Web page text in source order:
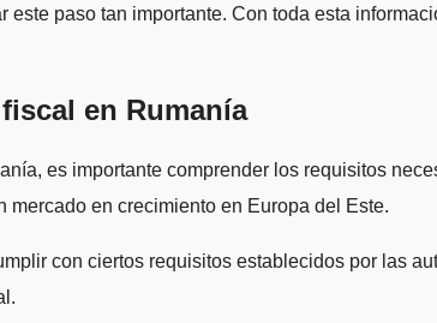
paso tan importante. Con toda esta
en Rumanía
es importante comprender los requisitos
en crecimiento en Europa del Este.
con ciertos requisitos establecidos por las